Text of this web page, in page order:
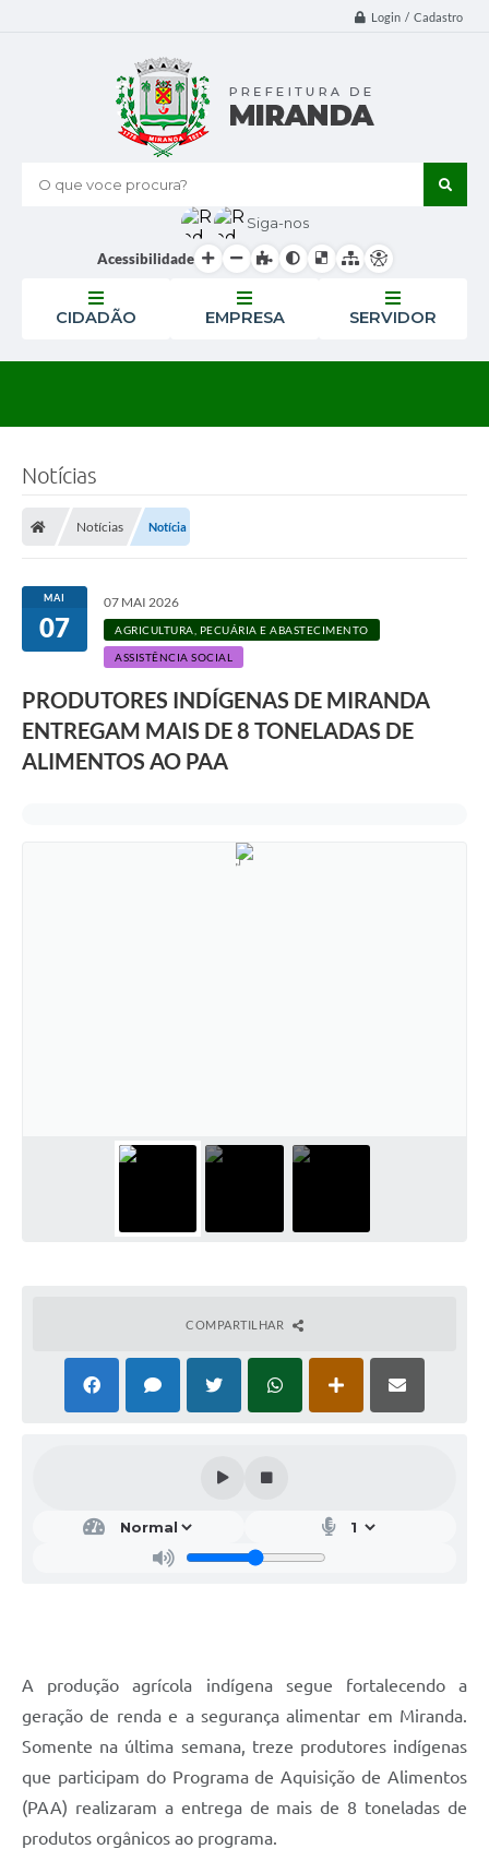
Login / Cadastro
O que voce procura?
Siga-nos
Acessibilidade
CIDADÃO EMPRESA SERVIDOR
Notícias
Notícias Notícia
MAI
07
07 MAI 2026
AGRICULTURA, PECUÁRIA E ABASTECIMENTO
ASSISTÊNCIA SOCIAL
PRODUTORES INDÍGENAS DE MIRANDA
ENTREGAM MAIS DE 8 TONELADAS DE
ALIMENTOS AO PAA
COMPARTILHAR
A produção agrícola indígena segue fortalecendo a
geração de renda e a segurança alimentar em Miranda.
Somente na última semana, treze produtores indígenas
que participam do Programa de Aquisição de Alimentos
(PAA) realizaram a entrega de mais de 8 toneladas de
produtos orgânicos ao programa.